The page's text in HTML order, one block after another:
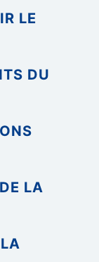
LE
DU
LA